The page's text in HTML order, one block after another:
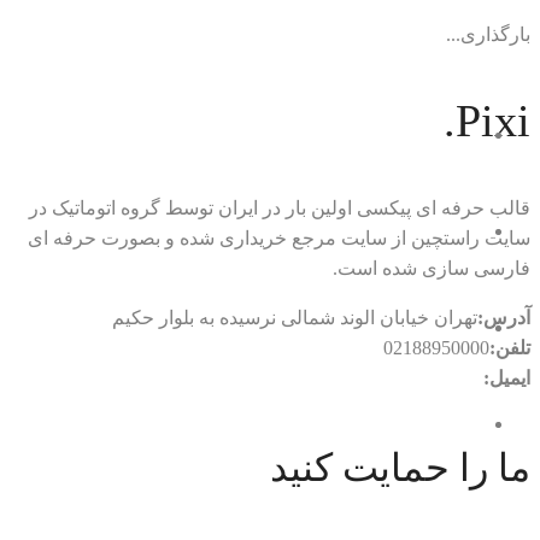
بارگذاری...
Pixi.
قالب حرفه ای پیکسی اولین بار در ایران توسط گروه اتوماتیک در
سایت راستچین از سایت مرجع خریداری شده و بصورت حرفه ای
فارسی سازی شده است.
آدرس:تهران خیابان الوند شمالی نرسیده به بلوار حکیم
تلفن:02188950000
ایمیل:
ما را حمایت کنید